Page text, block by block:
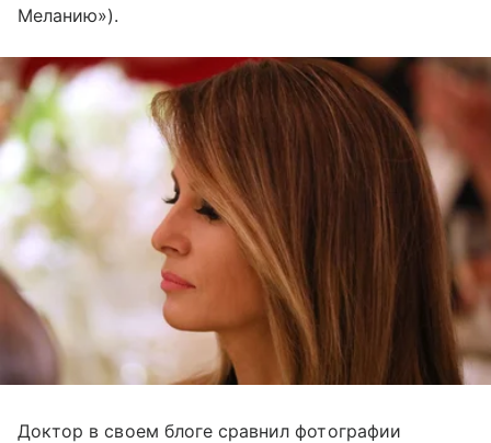
Меланию»).
Доктор в своем блоге сравнил фотографии